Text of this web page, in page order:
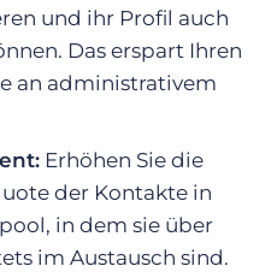
und ihr Profil auch
Das erspart Ihren
an administrativem
Erhöhen Sie die
der Kontakte in
in dem sie über
im Austausch sind.